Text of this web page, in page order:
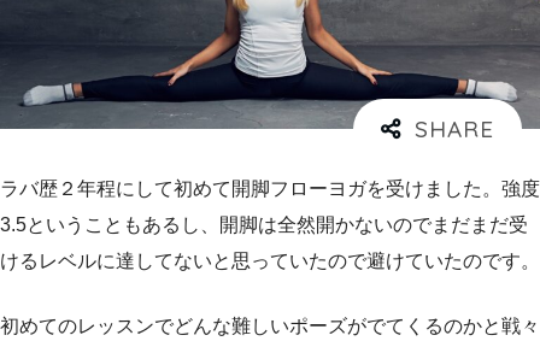
ラバ歴２年程にして初めて開脚フローヨガを受けました。強度
3.5ということもあるし、開脚は全然開かないのでまだまだ受
けるレベルに達してないと思っていたので避けていたのです。
初めてのレッスンでどんな難しいポーズがでてくるのかと戦々